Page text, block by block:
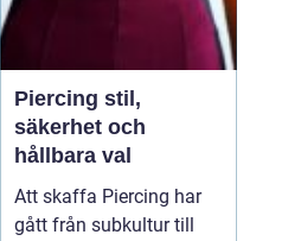
Piercing stil,
säkerhet och
hållbara val
Att skaffa Piercing har
gått från subkultur till